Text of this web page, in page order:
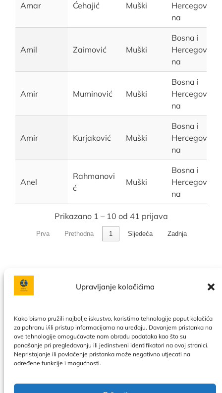
Upravljanje kolačićima
Kako bismo pružili najbolje iskustvo, koristimo tehnologije poput kolačića
za pohranu i/ili pristup informacijama na uređaju. Davanjem pristanka na
ove tehnologije omogućavate nam obradu podataka kao što su
ponašanje pri pregledavanju ili jedinstveni identifikatori na ovoj stranici.
Nepristajanje ili povlačenje pristanka može negativno utjecati na
određene funkcije i mogućnosti.
Amar Ćehajić Muški
Hercegovi
na
Amil Zaimović Muški
Bosna i
Hercegovi
na
Amir Muminović Muški
Bosna i
Hercegovi
na
Amir Kurjaković Muški
Bosna i
Hercegovi
na
Anel
Rahmanovi
ć
Muški
Bosna i
Hercegovi
na
Prikazano 1 – 10 od 41 prijava
Prva Prethodna 1 Sljedeća Zadnja
Facebook
Instagram
Politika privatnosti|Uslovi korištenja|Naše usluge
nama | Kontakt|Kalendar| Politika kolačića